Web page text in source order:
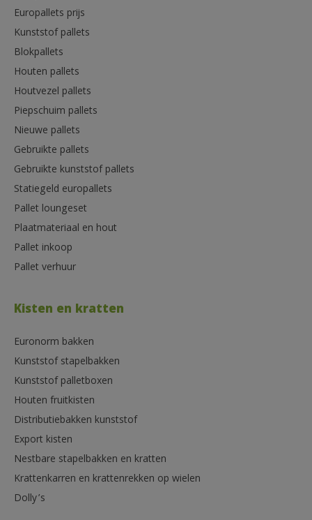
Europallets prijs
Kunststof pallets
Blokpallets
Houten pallets
Houtvezel pallets
Piepschuim pallets
Nieuwe pallets
Gebruikte pallets
Gebruikte kunststof pallets
Statiegeld europallets
Pallet loungeset
Plaatmateriaal en hout
Pallet inkoop
Pallet verhuur
Kisten en kratten
Euronorm bakken
Kunststof stapelbakken
Kunststof palletboxen
Houten fruitkisten
Distributiebakken kunststof
Export kisten
Nestbare stapelbakken en kratten
Krattenkarren en krattenrekken op wielen
Dolly’s